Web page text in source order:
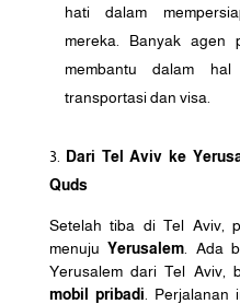
hati dalam
mereka. Banyak agen
membantu dalam
transportasi dan visa.
Dari Tel Aviv ke
Quds
Setelah tiba di Tel Aviv,
menujuYerusalem . Ada
Yerusalem dari Tel Aviv,
mobil pribadi .